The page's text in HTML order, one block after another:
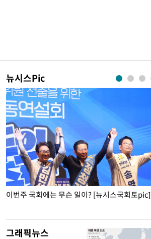
뉴시스Pic
이번주 국회에는 무슨 일이? [뉴시스국회토pic]
그래픽뉴스